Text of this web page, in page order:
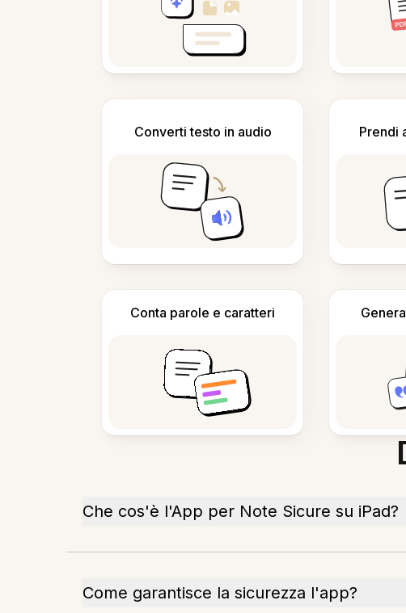
Converti testo in audio Prendi
Conta parole e caratteri
Che cos'è l'App per Note Sicure su iPad?
Come garantisce la sicurezza l'app?